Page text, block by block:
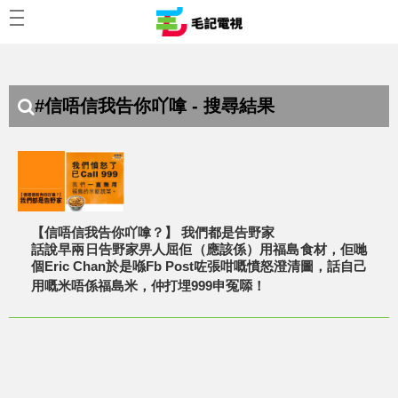
#信唔信我告你吖嗱 - 搜尋結果
【信唔信我告你吖嗱？】 我們都是告野家
話說早兩日告野家畀人屈佢（應該係）用福島食材，佢哋
個Eric Chan於是喺Fb Post咗張咁嘅憤怒澄清圖，話自己
用嘅米唔係福島米，仲打埋999申冤𠻹！